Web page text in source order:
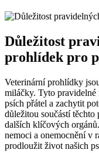
Důležitost
prohlídek pro
Veterinární prohlídky
miláčky. Tyto pravidelné
psích přátel a zachytit
důležitou součástí
dalších klíčových
nemoci a onemocnění v
prodloužit život našich